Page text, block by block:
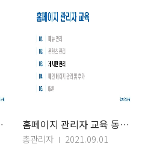
이지관리 홈페이지 관리자 교육 동영상 자료(3) 게시판관리
총관리자
2021.09.01